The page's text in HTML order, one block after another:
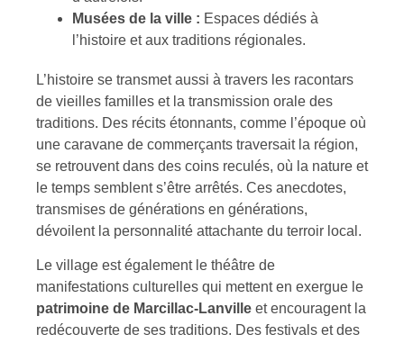
Musées de la ville : Espaces dédiés à
l’histoire et aux traditions régionales.
L’histoire se transmet aussi à travers les racontars
de vieilles familles et la transmission orale des
traditions. Des récits étonnants, comme l’époque où
une caravane de commerçants traversait la région,
se retrouvent dans des coins reculés, où la nature et
le temps semblent s’être arrêtés. Ces anecdotes,
transmises de générations en générations,
dévoilent la personnalité attachante du terroir local.
Le village est également le théâtre de
manifestations culturelles qui mettent en exergue le
patrimoine de Marcillac-Lanville et encouragent la
redécouverte de ses traditions. Des festivals et des